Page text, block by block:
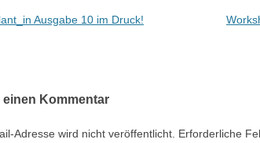
Ausgabe 10 im Druck!
Kommentar
Adresse wird nicht veröffentlicht. Erforderliche